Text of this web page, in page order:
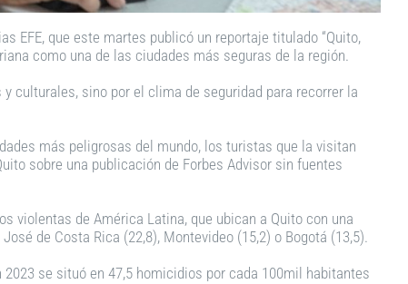
EFE, que este martes publicó un reportaje titulado “Quito,
como una de las ciudades más seguras de la región.
culturales, sino por el clima de seguridad para recorrer la
más peligrosas del mundo, los turistas que la visitan
sobre una publicación de Forbes Advisor sin fuentes
violentas de América Latina, que ubican a Quito con una
de Costa Rica (22,8), Montevideo (15,2) o Bogotá (13,5).
se situó en 47,5 homicidios por cada 100mil habitantes